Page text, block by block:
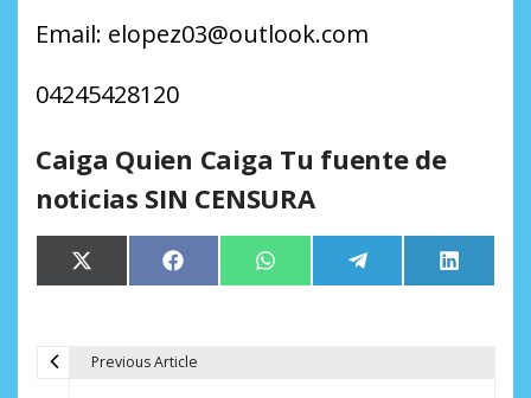
Email: elopez03@outlook.com
04245428120
Caiga Quien Caiga Tu fuente de
noticias SIN CENSURA
Compartir
en
X
(Twitter)
Compartir
en
Facebook Compartir
en
WhatsApp Compartir
en
Telegram
en
LinkedIn
Previous Article